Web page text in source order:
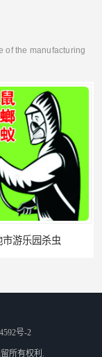
of the manufacturing
贸市场杀虫公司
号-2
所有权利.